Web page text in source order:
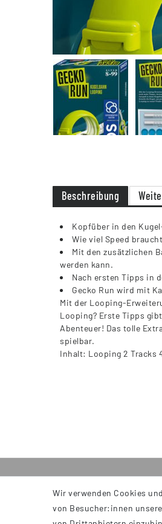
Beschreibung
Kopfüber in den
Wie viel Speed
Mit den zusätzlichen
werden kann.
Nach ersten Tipps in
Gecko Run wird mit
Mit der Looping-
Looping? Erste Tipps
Abenteuer! Das tolle
spielbar.
Inhalt: Looping 2 Tracks
INFORMATIONEN
AGB
Wir verwenden Cookies
von Besucher:innen